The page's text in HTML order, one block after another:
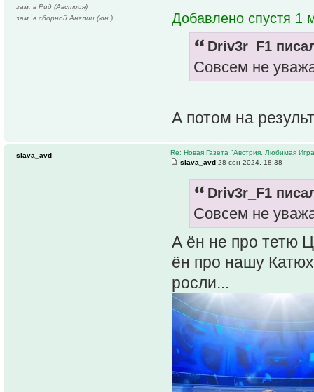
Добавлено спустя 1
Driv3r_F1
Совсем не
А потом на
зам. в Рид (Австрия)
зам. в сборной Англии (юн.)
Re: Новая Газета "Австрия. Любимая
slava_avd 28 сен 2024, 18:38
Driv3r_F1
Совсем не
А ён не про тетю
ён про нашу
росли...
slava_avd